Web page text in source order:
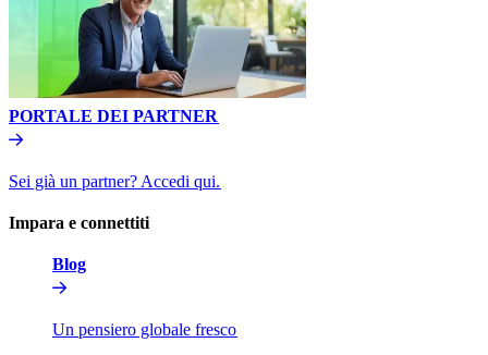
PORTALE DEI PARTNER​​
Sei già un partner? Accedi qui.​​
Impara e connettiti​​
Blog​​
Un pensiero globale fresco​​